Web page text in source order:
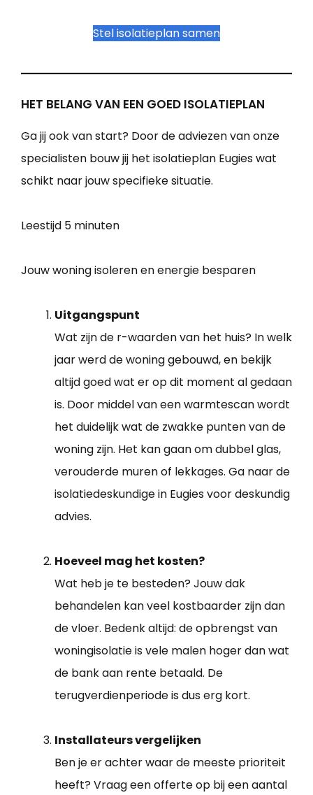
Stel isolatieplan samen
HET BELANG VAN EEN GOED ISOLATIEPLAN
Ga jij ook van start? Door de adviezen van onze
specialisten bouw jij het isolatieplan Eugies wat
schikt naar jouw specifieke situatie.
Leestijd 5 minuten
Jouw woning isoleren en energie besparen
Uitgangspunt
Wat zijn de r-waarden van het huis? In welk
jaar werd de woning gebouwd, en bekijk
altijd goed wat er op dit moment al gedaan
is. Door middel van een warmtescan wordt
het duidelijk wat de zwakke punten van de
woning zijn. Het kan gaan om dubbel glas,
verouderde muren of lekkages. Ga naar de
isolatiedeskundige in Eugies voor deskundig
advies.
Hoeveel mag het kosten?
Wat heb je te besteden? Jouw dak
behandelen kan veel kostbaarder zijn dan
de vloer. Bedenk altijd: de opbrengst van
woningisolatie is vele malen hoger dan wat
de bank aan rente betaald. De
terugverdienperiode is dus erg kort.
Installateurs vergelijken
Ben je er achter waar de meeste prioriteit
heeft? Vraag een offerte op bij een aantal